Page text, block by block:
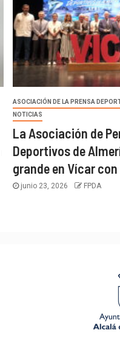
ASOCIACIÓN DE LA PRENSA
NOTICIAS
La Asociación de
Deportivos de
grande en Vícar
junio 23, 2026 FPDA